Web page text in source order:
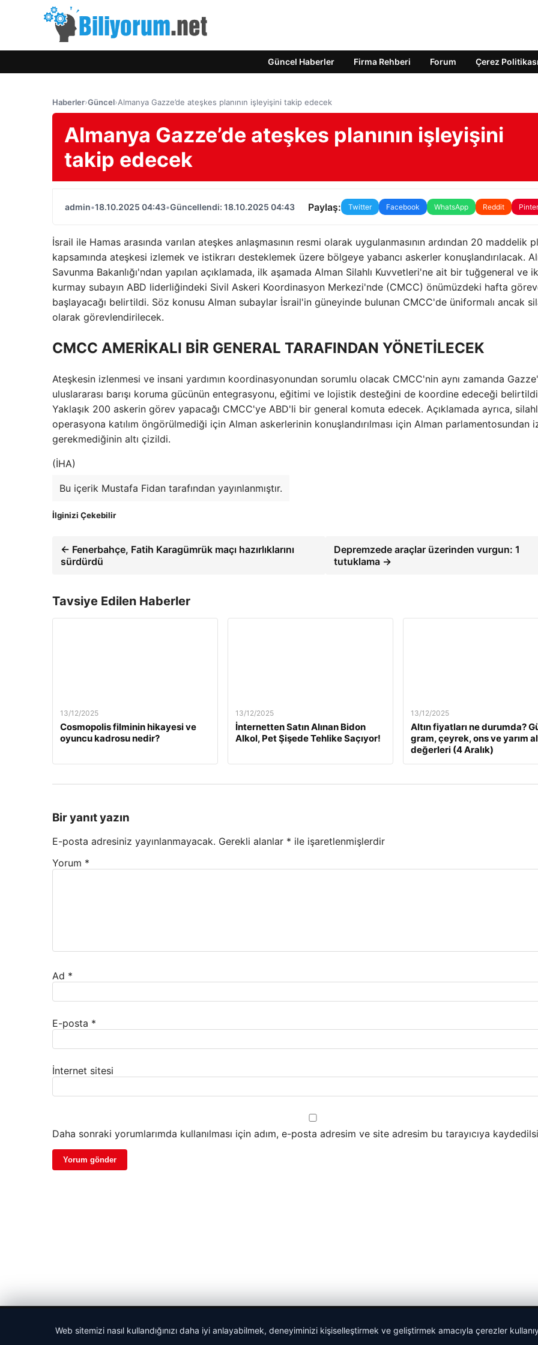
Güncel Haberler Firma Rehberi Forum Çerez Politikası
Haberler›Güncel›Almanya Gazze’de ateşkes planının işleyişini takip edecek
Almanya Gazze’de ateşkes planının işleyişini
takip edecek
admin•18.10.2025 04:43•Güncellendi: 18.10.2025 04:43 Paylaş: Twitter Facebook WhatsApp Reddit
İsrail ile Hamas arasında varılan ateşkes anlaşmasının resmi olarak uygulanmasının ardından 20 maddelik
kapsamında ateşkesi izlemek ve istikrarı desteklemek üzere bölgeye yabancı askerler konuşlandırılacak.
Savunma Bakanlığı'ndan yapılan açıklamada, ilk aşamada Alman Silahlı Kuvvetleri'ne ait bir tuğgeneral ve
kurmay subayın ABD liderliğindeki Sivil Askeri Koordinasyon Merkezi'nde (CMCC) önümüzdeki hafta
başlayacağı belirtildi. Söz konusu Alman subaylar İsrail'in güneyinde bulunan CMCC'de üniformalı ancak
olarak görevlendirilecek.
CMCC AMERİKALI BİR GENERAL TARAFINDAN YÖNETİLECEK
Ateşkesin izlenmesi ve insani yardımın koordinasyonundan sorumlu olacak CMCC'nin aynı zamanda
uluslararası barışı koruma gücünün entegrasyonu, eğitimi ve lojistik desteğini de koordine edeceği
Yaklaşık 200 askerin görev yapacağı CMCC'ye ABD'li bir general komuta edecek. Açıklamada ayrıca,
operasyona katılım öngörülmediği için Alman askerlerinin konuşlandırılması için Alman parlamentosundan
gerekmediğinin altı çizildi.
(İHA)
Bu içerik Mustafa Fidan tarafından yayınlanmıştır.
İlginizi Çekebilir
← Fenerbahçe, Fatih Karagümrük maçı hazırlıklarını
sürdürdü
Depremzede araçlar üzerinden vurgun: 1
tutuklama →
Tavsiye Edilen Haberler
13/12/2025
Cosmopolis filminin hikayesi ve
oyuncu kadrosu nedir?
13/12/2025
İnternetten Satın Alınan Bidon
Alkol, Pet Şişede Tehlike Saçıyor!
13/12/2025
Altın fiyatları ne durumda?
gram, çeyrek, ons ve yarım
değerleri (4 Aralık)
Bir yanıt yazın
E-posta adresiniz yayınlanmayacak. Gerekli alanlar * ile işaretlenmişlerdir
Yorum *
Ad *
E-posta *
İnternet sitesi
Daha sonraki yorumlarımda kullanılması için adım, e-posta adresim ve site adresim bu tarayıcıya
Web sitemizi nasıl kullandığınızı daha iyi anlayabilmek, deneyiminizi kişiselleştirmek ve geliştirmek amacıyla çerezler